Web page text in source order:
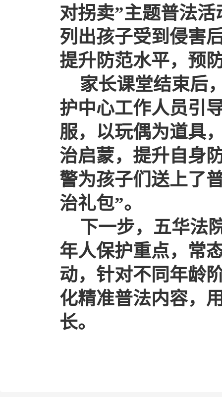
对拐卖”主题普法
列出孩子受到侵害
提升防范水平，预
家长课堂结束后
护中心工作人员引
服，以玩偶为道具
治启蒙，提升自身
警为孩子们送上了
治礼包”。
下一步，五华法
年人保护重点，常
动，针对不同年龄
化精准普法内容，
长。